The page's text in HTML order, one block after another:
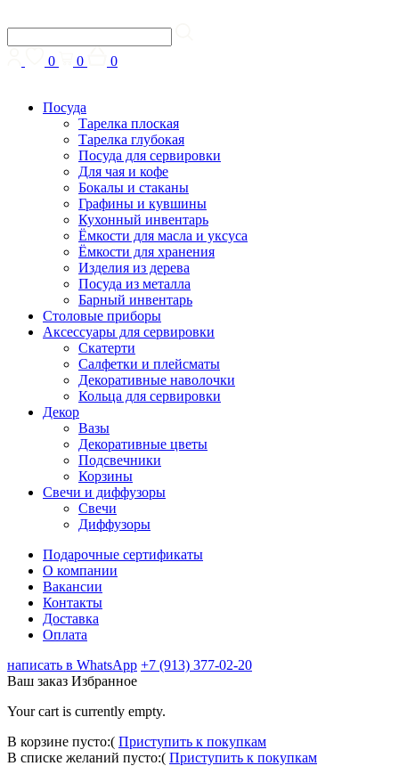
0 0 0
Посуда
Тарелка плоская
Тарелка глубокая
Посуда для сервировки
Для чая и кофе
Бокалы и стаканы
Графины и кувшины
Кухонный инвентарь
Ёмкости для масла и уксуса
Ёмкости для хранения
Изделия из дерева
Посуда из металла
Барный инвентарь
Столовые приборы
Аксессуары для сервировки
Скатерти
Cалфетки и плейсматы
Декоративные наволочки
Кольца для сервировки
Декор
Вазы
Декоративные цветы
Подсвечники
Корзины
Свечи и диффузоры
Свечи
Диффузоры
Подарочные сертификаты
О компании
Вакансии
Контакты
Доставка
Оплата
написать в WhatsApp +7 (913) 377-02-20
Ваш заказ Избранное
Your cart is currently empty.
В корзине пусто:( Приступить к покупкам
В списке желаний пусто:( Приступить к покупкам